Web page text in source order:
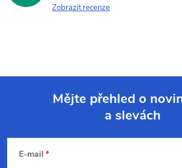
Zobrazit recenze
Mějte přehled o
a slevách
E-mail